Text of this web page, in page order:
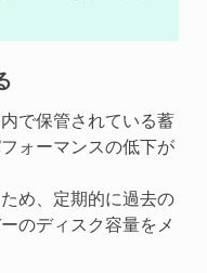
で保管されている蓄
ォーマンスの低下が
め、定期的に過去の
のディスク容量をメ